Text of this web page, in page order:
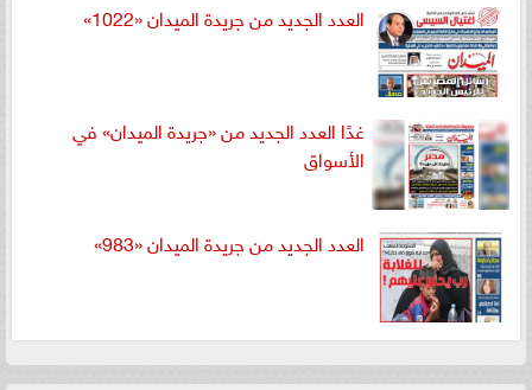
العدد الجديد من جريدة الميدان «1022»
غدًا العدد الجديد من «جريدة الميدان» في
الأسواق
العدد الجديد من جريدة الميدان «983»